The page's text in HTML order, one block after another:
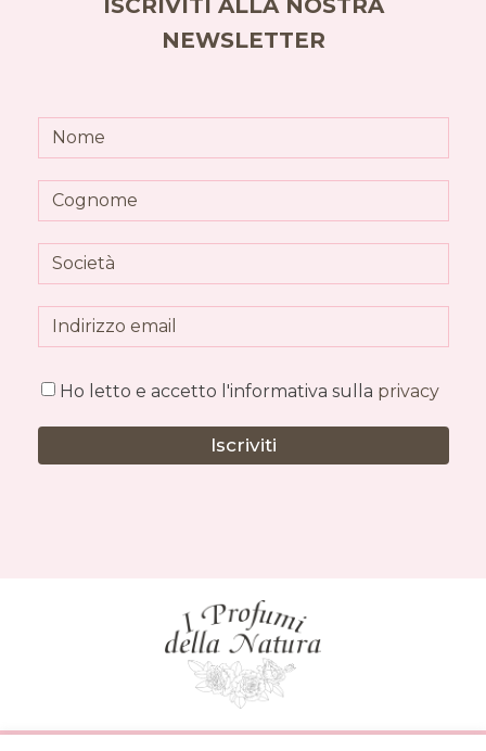
ISCRIVITI ALLA NOSTRA
NEWSLETTER
Ho letto e accetto l'informativa sulla privacy
Iscriviti